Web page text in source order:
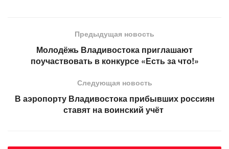
Предыдущая новость
Молодёжь Владивостока приглашают
поучаствовать в конкурсе «Есть за что!»
Следующая новость
В аэропорту Владивостока прибывших россиян
ставят на воинский учёт